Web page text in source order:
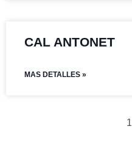
CAL ANTONET
MAS DETALLES »
1